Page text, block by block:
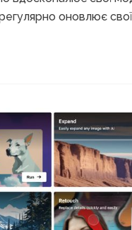
оновлює